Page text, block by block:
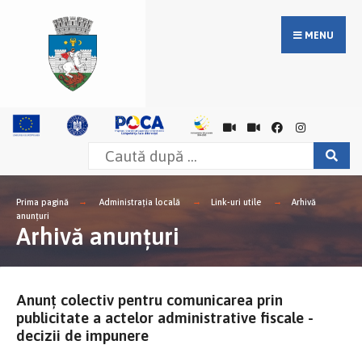
MENU
Prima pagină Administrația locală Link-uri utile
Arhivă
anunțuri
Arhivă anunțuri
Anunţ colectiv pentru comunicarea prin
publicitate a actelor administrative fiscale -
decizii de impunere